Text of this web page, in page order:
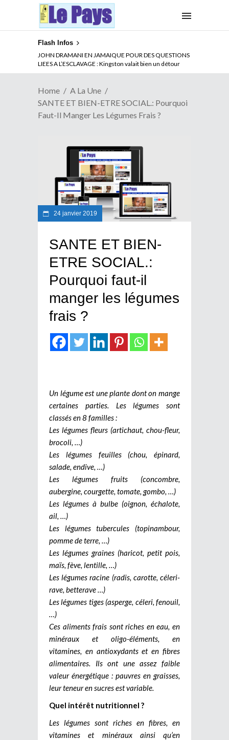
Flash Infos
JOHN DRAMANI EN JAMAIQUE POUR DES QUESTIONS
LIEES A L’ESCLAVAGE : Kingston valait bien un détour
ABSENCE PROLONGEE DE PAUL BIYA DU CAMEROUN :
Qui pilote le Cameroun ?
Home
A La Une
SANTE ET BIEN-ETRE SOCIAL.: Pourquoi
Faut-Il Manger Les Légumes Frais ?
24 janvier 2019
SANTE ET BIEN-
ETRE SOCIAL.:
Pourquoi faut-il
manger les légumes
frais ?
Un légume est une plante dont on mange
certaines parties. Les légumes sont
classés en 8 familles :
Les légumes fleurs (artichaut, chou-fleur,
brocoli, …)
Les légumes feuilles (chou, épinard,
salade, endive, …)
Les légumes fruits (concombre,
aubergine, courgette, tomate, gombo, …)
Les légumes à bulbe (oignon, échalote,
ail, …)
Les légumes tubercules (topinambour,
pomme de terre, …)
Les légumes graines (haricot, petit pois,
maïs, fève, lentille, …)
Les légumes racine (radis, carotte, céleri-
rave, betterave …)
Les légumes tiges (asperge, céleri, fenouil,
…)
Ces aliments frais sont riches en eau, en
minéraux et oligo-éléments, en
vitamines, en antioxydants et en fibres
alimentaires. Ils ont une assez faible
valeur énergétique : pauvres en graisses,
leur teneur en sucres est variable.
Quel intérêt nutritionnel ?
Les légumes sont riches en fibres, en
vitamines et minéraux ainsi qu’en